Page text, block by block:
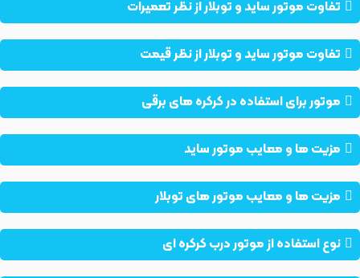
تفاوت موتور ساید و توبلار از نظر تعمیرات
تفاوت موتور ساید و توبلار از نظر قیمت
موتور برای استفاده در کرکره های برقی
مزیت ها و معایب موتور ساید
مزیت ها و معایب موتور های توبلار
نوع استفاده از موتور درب کرکره ای